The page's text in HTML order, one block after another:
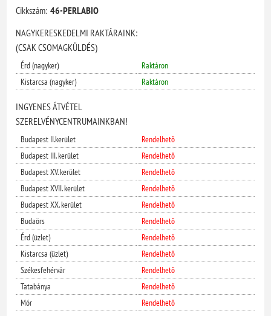
Cikkszám: 46-PERLABIO
NAGYKERESKEDELMI RAKTÁRAINK:
(CSAK CSOMAGKÜLDÉS)
Érd (nagyker)
Raktáron
Kistarcsa (nagyker)
Raktáron
INGYENES ÁTVÉTEL
SZERELVÉNYCENTRUMAINKBAN!
Budapest II.kerület
Rendelhető
Budapest III. kerület
Rendelhető
Budapest XV. kerület
Rendelhető
Budapest XVII. kerület
Rendelhető
Budapest XX. kerület
Rendelhető
Budaörs
Rendelhető
Érd (üzlet)
Rendelhető
Kistarcsa (üzlet)
Rendelhető
Székesfehérvár
Rendelhető
Tatabánya
Rendelhető
Mór
Rendelhető